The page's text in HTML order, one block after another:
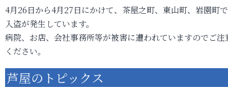
4月26日から4月27日にかけて、茶屋之町、東山町、岩園町
入盗が発生しています。
病院、お店、会社事務所等が被害に遭われていますのでご注
ください。
芦屋のトピックス